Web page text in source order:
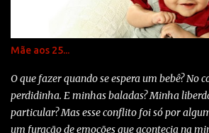
Mãe aos 25...
O que fazer quando se espera um bebê? No
perdidinha. E minhas baladas? Minha
particular? Mas esse conflito foi só por
um furacão de emoções que acontecia na